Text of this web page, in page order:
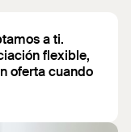
a ti.
flexible,
oferta cuando